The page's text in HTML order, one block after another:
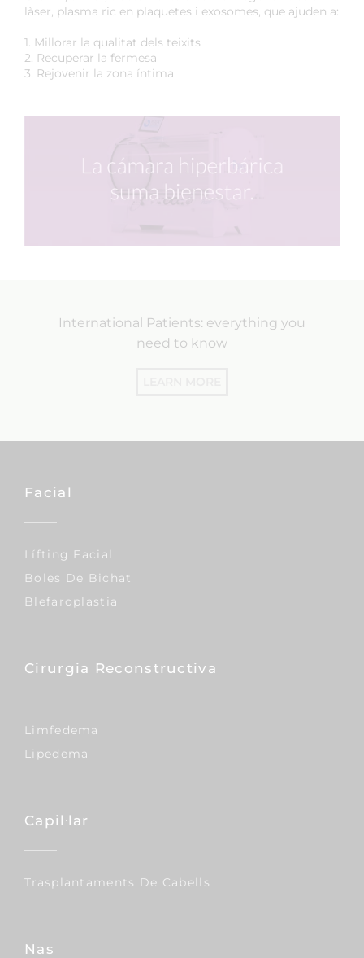
làser, plasma ric en plaquetes i exosomes, que ajuden a:
1. Millorar la qualitat dels teixits
2. Recuperar la fermesa
3. Rejovenir la zona íntima
International Patients: everything you
need to know
Facial
Lífting Facial
Boles De Bichat
Blefaroplastia
Cirurgia Reconstructiva
Limfedema
Lipedema
Capil·lar
Trasplantaments De Cabells
Nas